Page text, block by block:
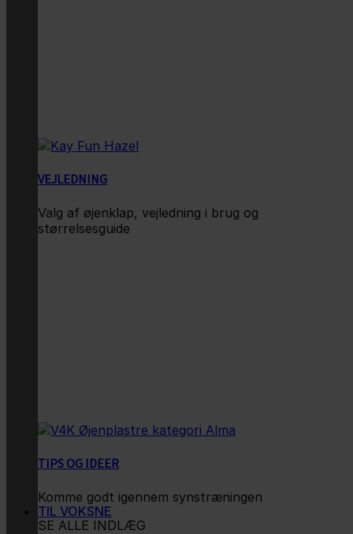
VEJLEDNING
Valg af øjenklap, vejledning i brug og
størrelsesguide
TIPS OG IDEER
Komme godt igennem synstræningen
SE ALLE INDLÆG
TIL VOKSNE